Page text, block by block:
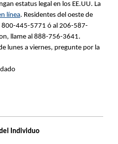
estatus legal en los EE.UU. La
línea. Residentes del oeste de
800-445-5771 ó al 206-587-
llame al 888-756-3641.
lunes a viernes, pregunte por la
Individuo